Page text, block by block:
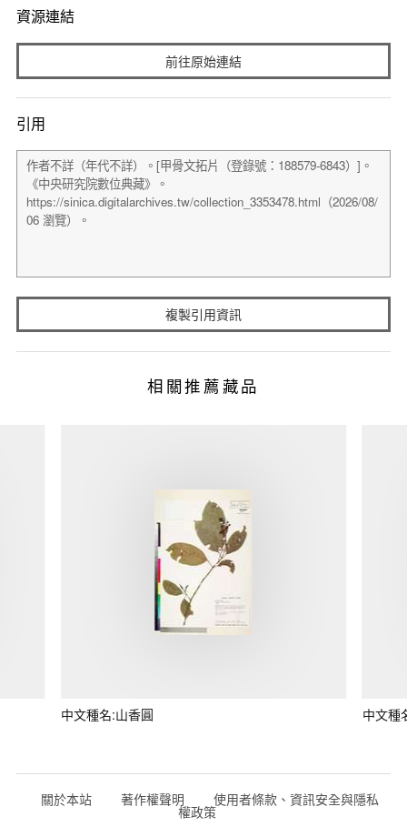
資源連結
前往原始連結
引用
複製引用資訊
相關推薦藏品
中文種名:山香圓 中文種
關於本站 著作權聲明 使用者條款、資訊安全與隱私
權政策